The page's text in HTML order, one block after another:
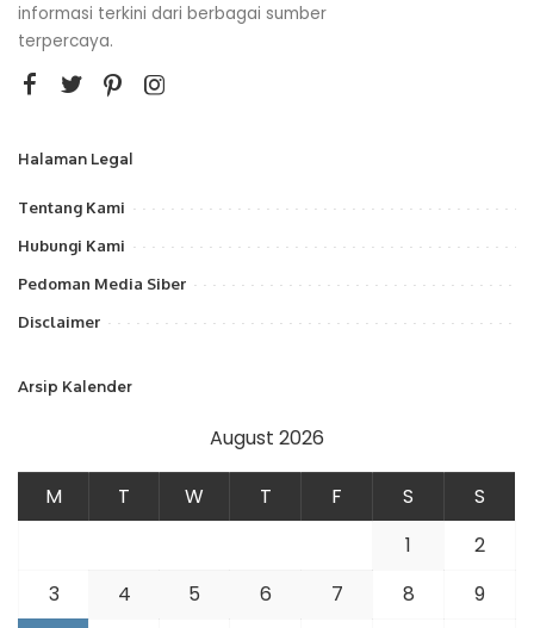
informasi terkini dari berbagai sumber
terpercaya.
Halaman Legal
Tentang Kami
Hubungi Kami
Pedoman Media Siber
Disclaimer
Arsip Kalender
August 2026
M T W T F S
S
1
2
3
4 5 6 7 8
9